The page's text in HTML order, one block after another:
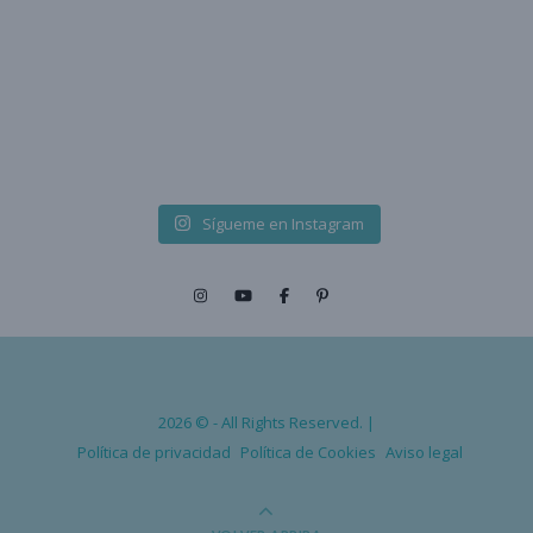
Sígueme en Instagram
2026 © - All Rights Reserved. |
Política de privacidad Política de Cookies Aviso legal